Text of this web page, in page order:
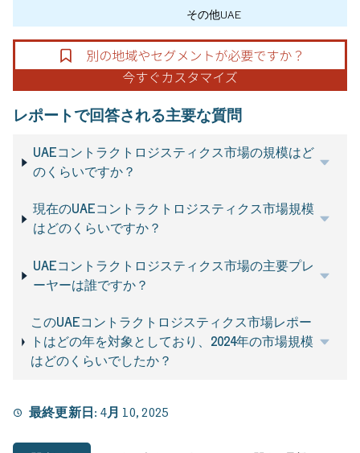
その他UAE
レポートで回答される主要な質問
UAEコントラクトロジスティクス市場の規模はど
のくらいですか？
現在のUAEコントラクトロジスティクス市場規模
はどのくらいですか？
UAEコントラクトロジスティクス市場の主要プレ
ーヤーは誰ですか？
このUAEコントラクトロジスティクス市場レポー
トはどの年を対象としており、2024年の市場規模
はどのくらいでしたか？
最終更新日: 4月 10, 2025